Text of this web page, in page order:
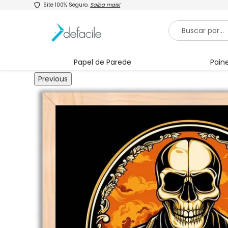
Site 100% Seguro. Saiba mais!
Papel de Parede
Previous